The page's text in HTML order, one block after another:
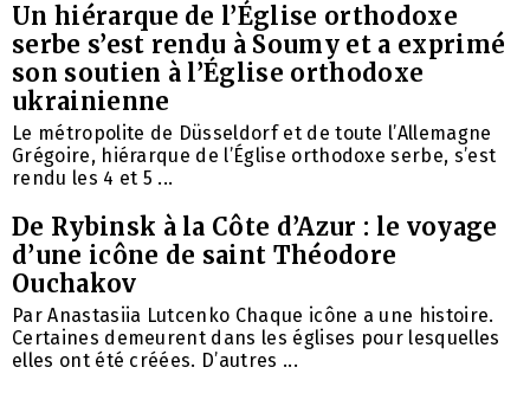
Un hiérarque de l’Église orthodoxe
serbe s’est rendu à Soumy et a exprimé
son soutien à l’Église orthodoxe
ukrainienne
Le métropolite de Düsseldorf et de toute l’Allemagne
Grégoire, hiérarque de l’Église orthodoxe serbe, s’est
rendu les 4 et 5 ...
De Rybinsk à la Côte d’Azur : le voyage
d’une icône de saint Théodore
Ouchakov
Par Anastasiia Lutcenko Chaque icône a une histoire.
Certaines demeurent dans les églises pour lesquelles
elles ont été créées. D’autres ...